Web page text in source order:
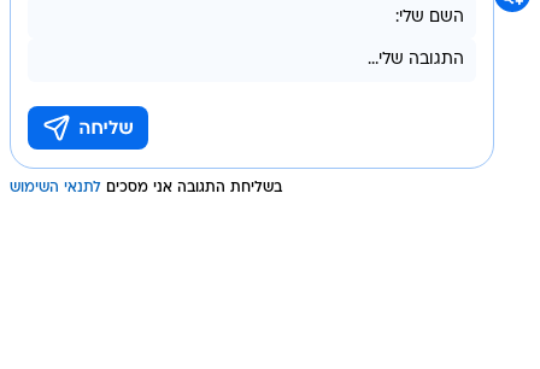
בשליחת התגובה אני מסכים לתנאי השימוש